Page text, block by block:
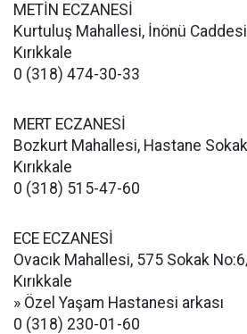
METİN ECZANESİ
Kurtuluş Mahallesi, İnönü
Kırıkkale
0 (318) 474-30-33
MERT ECZANESİ
Bozkurt Mahallesi, Hastane
Kırıkkale
0 (318) 515-47-60
ECE ECZANESİ
Ovacık Mahallesi, 575 Sokak
Kırıkkale
» Özel Yaşam Hastanesi arkası
0 (318) 230-01-60